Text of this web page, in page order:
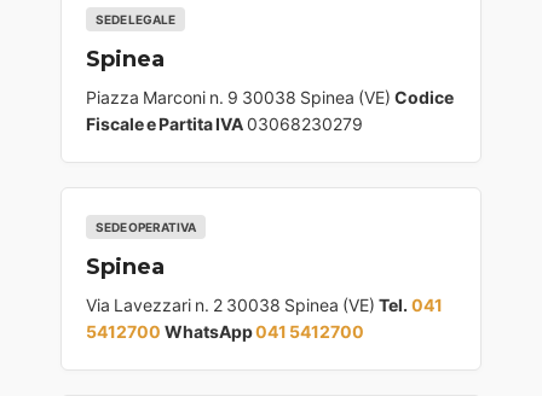
SEDE LEGALE
Spinea
Piazza Marconi n. 9 30038 Spinea (VE) Codice
Fiscale e Partita IVA03068230279
SEDE OPERATIVA
Spinea
Via Lavezzari n. 2 30038 Spinea (VE) Tel. 041
5412700 WhatsApp041 5412700